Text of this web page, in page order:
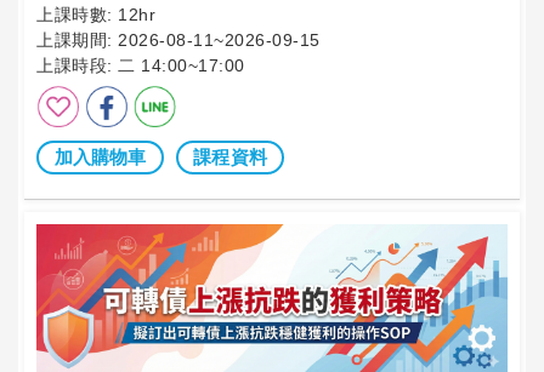
上課時數: 12hr
上課期間: 2026-08-11~2026-09-15
上課時段: 二 14:00~17:00
加入購物車 課程資料